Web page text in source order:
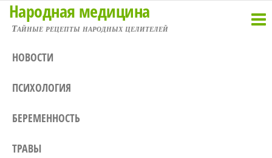
Перейти
Народная медицина
Тайные рецепты народных целителей
НОВОСТИ
ПСИХОЛОГИЯ
БЕРЕМЕННОСТЬ
ТРАВЫ